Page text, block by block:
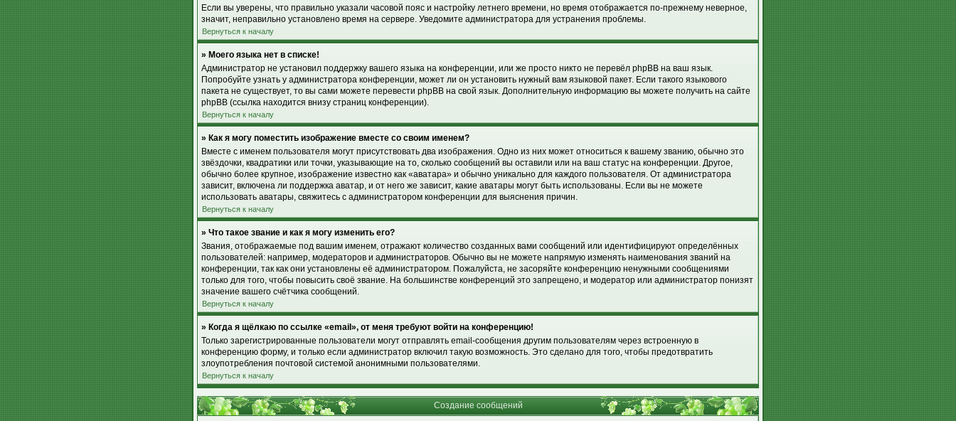
Если вы уверены, что правильно указали часовой пояс и настройку летнего времени, но время отображается по-прежнему неверное,
значит, неправильно установлено время на сервере. Уведомите администратора для устранения проблемы.
Вернуться к началу
» Моего языка нет в списке!
Администратор не установил поддержку вашего языка на конференции, или же просто никто не перевёл phpBB на ваш язык.
Попробуйте узнать у администратора конференции, может ли он установить нужный вам языковой пакет. Если такого языкового
пакета не существует, то вы сами можете перевести phpBB на свой язык. Дополнительную информацию вы можете получить на сайте
phpBB (ссылка находится внизу страниц конференции).
Вернуться к началу
» Как я могу поместить изображение вместе со своим именем?
Вместе с именем пользователя могут присутствовать два изображения. Одно из них может относиться к вашему званию, обычно это
звёздочки, квадратики или точки, указывающие на то, сколько сообщений вы оставили или на ваш статус на конференции. Другое,
обычно более крупное, изображение известно как «аватара» и обычно уникально для каждого пользователя. От администратора
зависит, включена ли поддержка аватар, и от него же зависит, какие аватары могут быть использованы. Если вы не можете
использовать аватары, свяжитесь с администратором конференции для выяснения причин.
Вернуться к началу
» Что такое звание и как я могу изменить его?
Звания, отображаемые под вашим именем, отражают количество созданных вами сообщений или идентифицируют определённых
пользователей: например, модераторов и администраторов. Обычно вы не можете напрямую изменять наименования званий на
конференции, так как они установлены её администратором. Пожалуйста, не засоряйте конференцию ненужными сообщениями
только для того, чтобы повысить своё звание. На большинстве конференций это запрещено, и модератор или администратор понизят
значение вашего счётчика сообщений.
Вернуться к началу
» Когда я щёлкаю по ссылке «email», от меня требуют войти на конференцию!
Только зарегистрированные пользователи могут отправлять email-сообщения другим пользователям через встроенную в
конференцию форму, и только если администратор включил такую возможность. Это сделано для того, чтобы предотвратить
злоупотребления почтовой системой анонимными пользователями.
Вернуться к началу
Создание сообщений